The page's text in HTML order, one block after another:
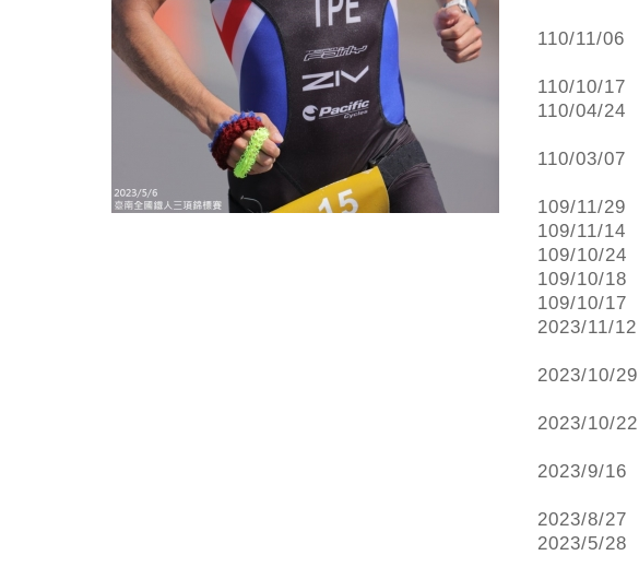
110/11/06
110/10/17
110/04/24
110/03/07
109/11/29
109/11/14
109/10/24
109/10/18
109/10/17
2023/11/12
2023/10/29
2023/10/22
2023/9/16
2023/8/27
2023/5/28